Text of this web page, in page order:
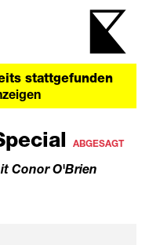
stattgefunden
ABGESAGT
Conor O'Brien